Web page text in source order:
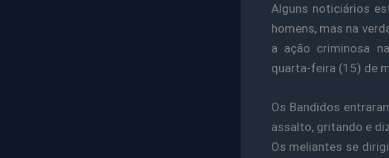
Alguns noticiários
homens, mas na
a ação criminosa
quarta-feira (15) de
Os Bandidos
assalto, gritando e
Os meliantes se